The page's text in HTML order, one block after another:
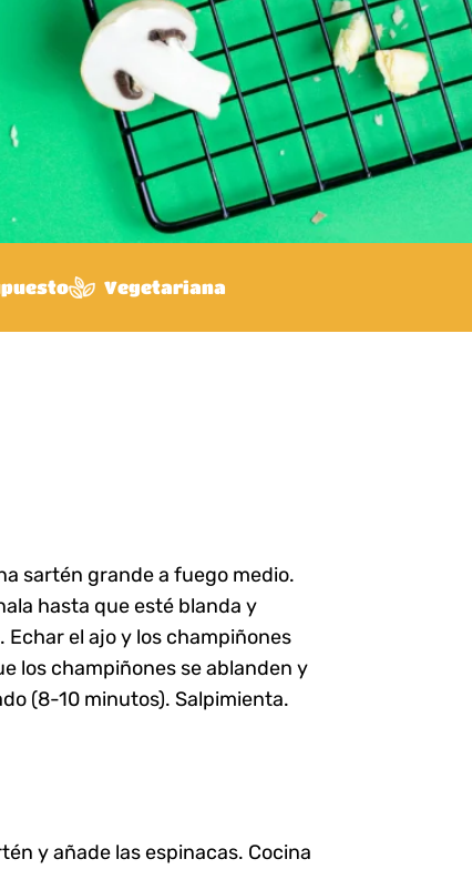
Vegetariana
sartén grande a fuego medio.
hasta que esté blanda y
el ajo y los champiñones
los champiñones se ablanden y
(8-10 minutos). Salpimienta.
y añade las espinacas. Cocina